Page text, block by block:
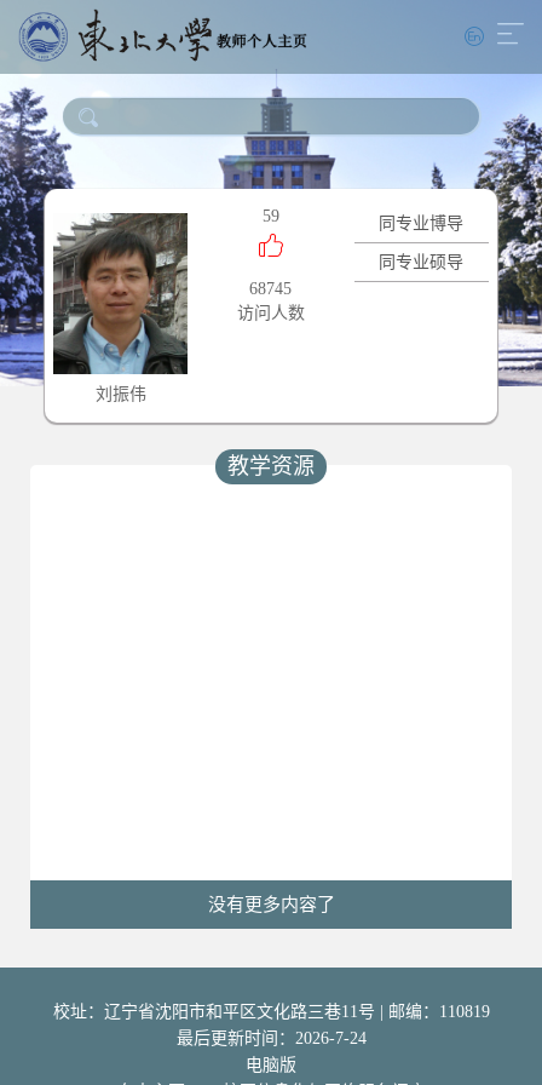
刘振伟
59
68745
访问人数
同专业博导
同专业硕导
教学资源
没有更多内容了
校址：辽宁省沈阳市和平区文化路三巷11号 | 邮编：110819
最后更新时间： 2026-7-24
电脑版